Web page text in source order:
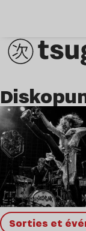
Nu Jazz
Sorties et